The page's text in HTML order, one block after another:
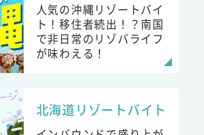
人気の沖縄リゾートバイ
ト！移住者続出！？南国
で非日常のリゾバライフ
が味わえる！
北海道リゾートバイト